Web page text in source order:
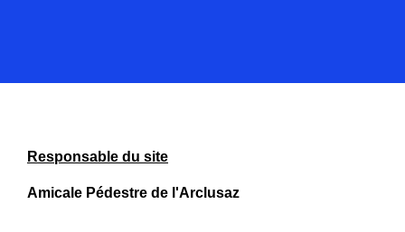
Responsable du site
Amicale Pédestre de l'Arclusaz